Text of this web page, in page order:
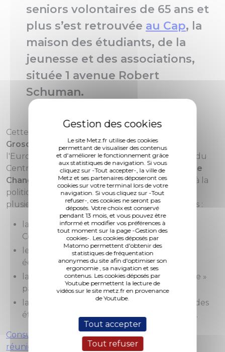
Le site Metz.fr utilise des cookies
permettant de visualiser des contenus
et d'améliorer le fonctionnement grâce
aux statistiques de navigation. Si vous
cliquez sur -Tout accepter-, la ville de
Metz et ses partenaires déposeront ces
cookies sur votre terminal lors de votre
navigation. Si vous cliquez sur -Tout
refuser-, ces cookies ne seront pas
déposés. Votre choix est conservé
pendant 13 mois, et vous pouvez être
informé et modifier vos préférences à
tout moment sur la page -Gestion des
cookies-. Les cookies déposés par
Matomo permettent d'obtenir des
statistiques de fréquentation
anonymes du site afin d'optimiser son
ergonomie , sa navigation et ses
contenus. Les cookies déposés par
Youtube permettent la lecture de
vidéos sur le site metz.fr en provenance
de Youtube.
Tout accepter
Tout refuser
seniors volontaires de 65 ans et
plus s’est retrouvée au Cap, la
maison des étudiants, de la
jeunesse et des associations,
située 1 avenue Robert
Schuman.
Cette séance, qui était présidée par
Grosdidier
, Maire de Metz et Président de
l'Eurométropole,Isabelle Lux, Vice-Présidente du
Centre Communal d’Action Sociale, etStéphanie
Changarnier
, conseillère municipale déléguée à la
politique seniors, a été l'occasion de présenter
plusieurs points à l'ordre du jour, parmi lesquels :
la présentation des nouveaux membres du
Conseil des seniors ;
le retour sur l’activité 2024 : informations et
échanges ;
la présentation de la maquette « Serpentine »
par un agent du service Urbanisme ;
la présentation du Cap, la nouvelle maison des
étudiants, de la jeunesse et des associations.
Consulter le document de présentation de la
réunion du 12 juillet 2024